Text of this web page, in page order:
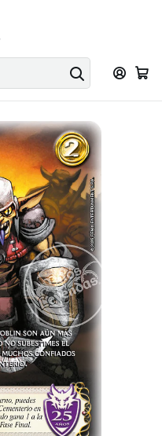
a 49.990 el envio es
Mitos y Leyendas TCG
Aliado TALSOI - LPB4